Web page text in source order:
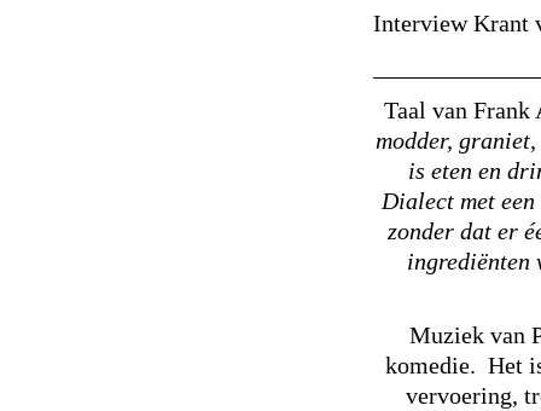
Interview Krant
Taal van Frank
modder,
is eten en
Dialect met
zonder dat er
ingrediënten
Muziek van
komedie. Het
vervoering,